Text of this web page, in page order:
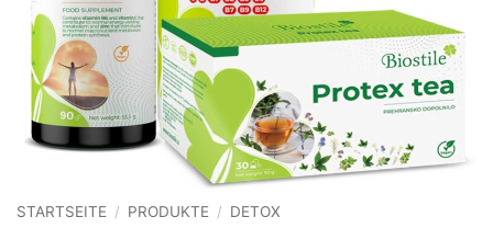
STARTSEITE / PRODUKTE / DETOX